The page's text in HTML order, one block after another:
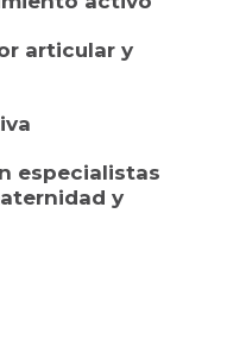
articular y
especialistas
y